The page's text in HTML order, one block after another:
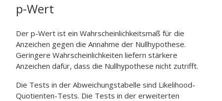
p-Wert
Der p-Wert ist ein Wahrscheinlichkeitsmaß für die
Anzeichen gegen die Annahme der Nullhypothese.
Geringere Wahrscheinlichkeiten liefern stärkere
Anzeichen dafür, dass die Nullhypothese nicht zutrifft.
Die Tests in der Abweichungstabelle sind Likelihood-
Quotienten-Tests. Die Tests in der erweiterten